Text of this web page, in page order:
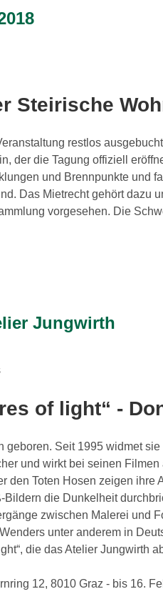
Steirische
restlos
der die Tagung offiziell
und Brennpunkte und
Das Mietrecht gehört dazu
vorgesehen. Die
Jungwirth
of light“ -
geboren. Seit 1995 widmet
und wirkt bei seinen
den Toten Hosen zeigen ihre
die Dunkelheit
zwischen Malerei und
unter anderem in
die das Atelier
12, 8010 Graz - bis 16.